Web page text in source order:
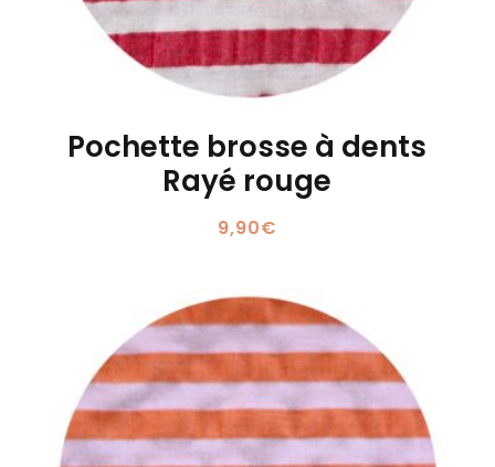
Pochette brosse à dents
Rayé rouge
9,90€